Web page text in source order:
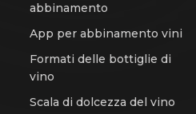
abbinamento
App per abbinamento vini
Formati delle bottiglie di
vino
Scala di dolcezza del vino